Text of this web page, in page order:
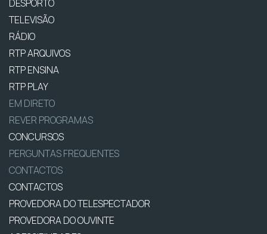
DESPORTO
TELEVISÃO
RÁDIO
RTP ARQUIVOS
RTP ENSINA
RTP PLAY
EM DIRETO
REVER PROGRAMAS
CONCURSOS
PERGUNTAS FREQUENTES
CONTACTOS
CONTACTOS
PROVEDORA DO TELESPECTADOR
PROVEDORA DO OUVINTE